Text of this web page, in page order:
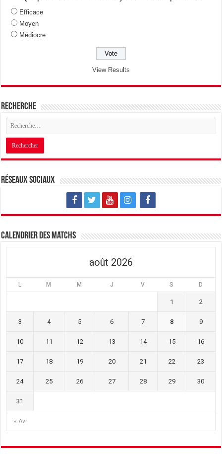
Efficace
Moyen
Médiocre
View Results
Recherche
Réseaux sociaux
Calendrier des matchs
août 2026
L M M J V S D
« Avr
1 2
3 4 5 6 7 8 9
10 11 12 13 14 15 16
17 18 19 20 21 22 23
24 25 26 27 28 29 30
31